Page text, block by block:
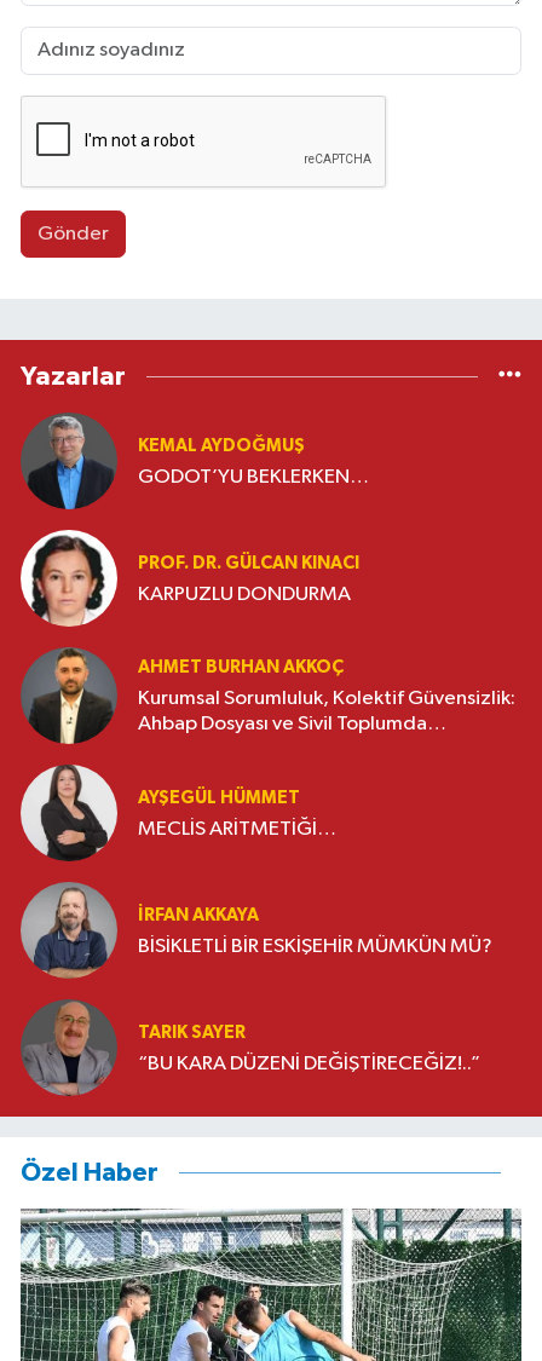
Gönder
Yazarlar
KEMAL AYDOĞMUŞ
GODOT’YU BEKLERKEN…
PROF. DR. GÜLCAN KINACI
KARPUZLU DONDURMA
AHMET BURHAN AKKOÇ
Kurumsal Sorumluluk, Kolektif Güvensizlik:
Ahbap Dosyası ve Sivil Toplumda
AYŞEGÜL HÜMMET
MECLİS ARİTMETİĞİ…
İRFAN AKKAYA
BİSİKLETLİ BİR ESKİŞEHİR MÜMKÜN MÜ?
TARIK SAYER
“BU KARA DÜZENİ DEĞİŞTİRECEĞİZ!..”
Özel Haber